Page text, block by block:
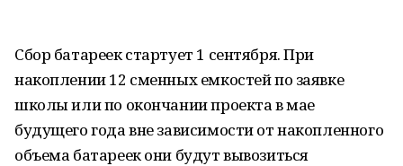
Сбор батареек стартует 1 сентября. При
накоплении 12 сменных емкостей по заявке
школы или по окончании проекта в мае
будущего года вне зависимости от накопленного
объема батареек они будут вывозиться